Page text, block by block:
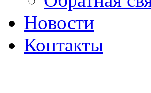
Новости
Контакты